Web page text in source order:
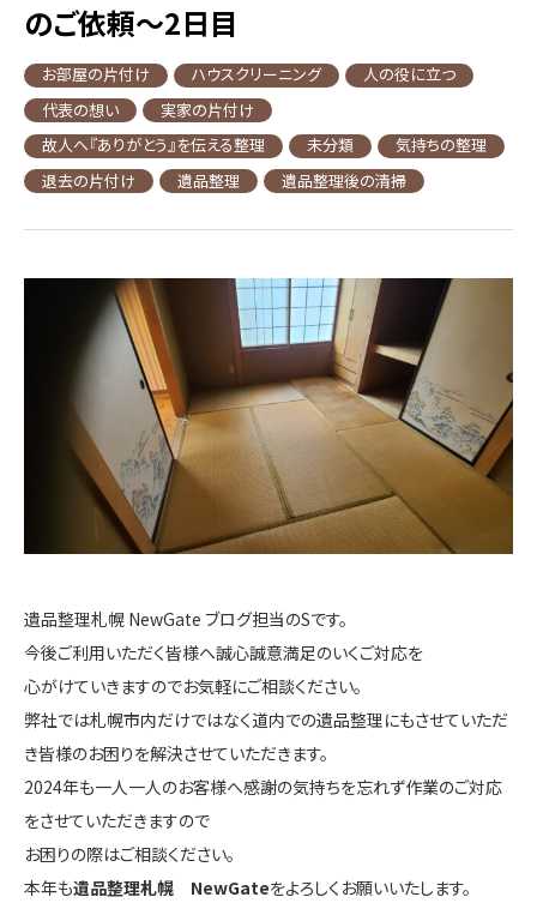
のご依頼～2日目
お部屋の片付け ハウスクリーニング
人の役に立つ
代表の想い
実家の片付け
故人へ『ありがとう』を伝える整理
未分類
気持ちの整理
退去の片付け
遺品整理 遺品整理後の清掃
遺品整理札幌 NewGate ブログ担当のSです。
今後ご利用いただく皆様へ誠心誠意満足のいくご対応を
心がけていきますのでお気軽にご相談ください。
弊社では札幌市内だけではなく道内での遺品整理にもさせていただ
き皆様のお困りを解決させていただきます。
2024年も一人一人のお客様へ感謝の気持ちを忘れず作業のご対応
をさせていただきますので
お困りの際はご相談ください。
本年も遺品整理札幌 NewGateをよろしくお願いいたします。